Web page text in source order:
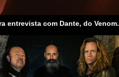
entrevista com Dante, do Venom.